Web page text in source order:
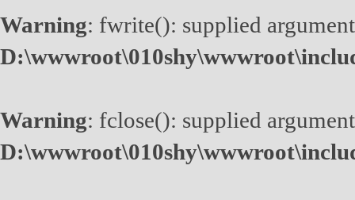
Warning: fwrite(): supplied
Warning: fclose(): supplied